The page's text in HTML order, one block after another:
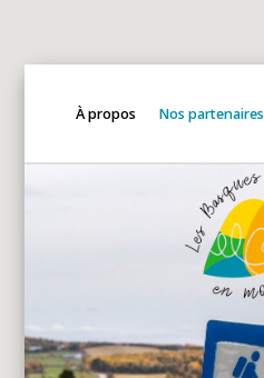
À propos Nos partenaires